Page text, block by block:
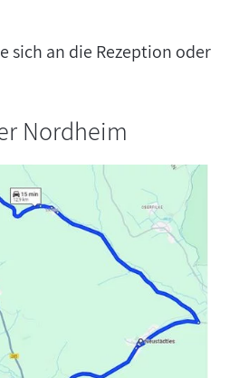
sich an die Rezeption oder
Nordheim